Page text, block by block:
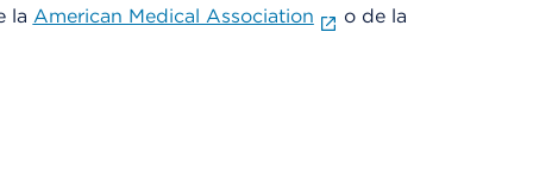
la American Medical Association
o de la